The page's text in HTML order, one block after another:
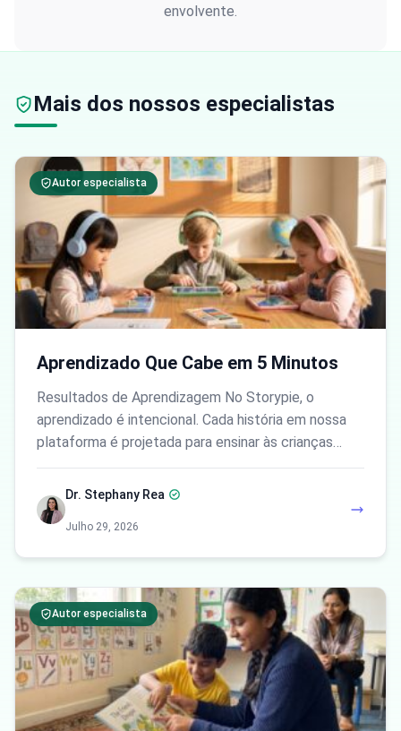
envolvente.
Mais dos nossos especialistas
Autor especialista
Aprendizado Que Cabe em 5 Minutos
Resultados de Aprendizagem No Storypie, o
aprendizado é intencional. Cada história em nossa
plataforma é projetada para ensinar às crianças…
Dr. Stephany Rea
Julho 29, 2026
Autor especialista